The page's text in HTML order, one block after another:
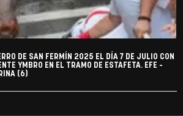
DE SAN FERMÍN 2025 EL DÍA 7 DE JULIO CON
YMBRO EN EL TRAMO DE ESTAFETA. EFE -
(6)